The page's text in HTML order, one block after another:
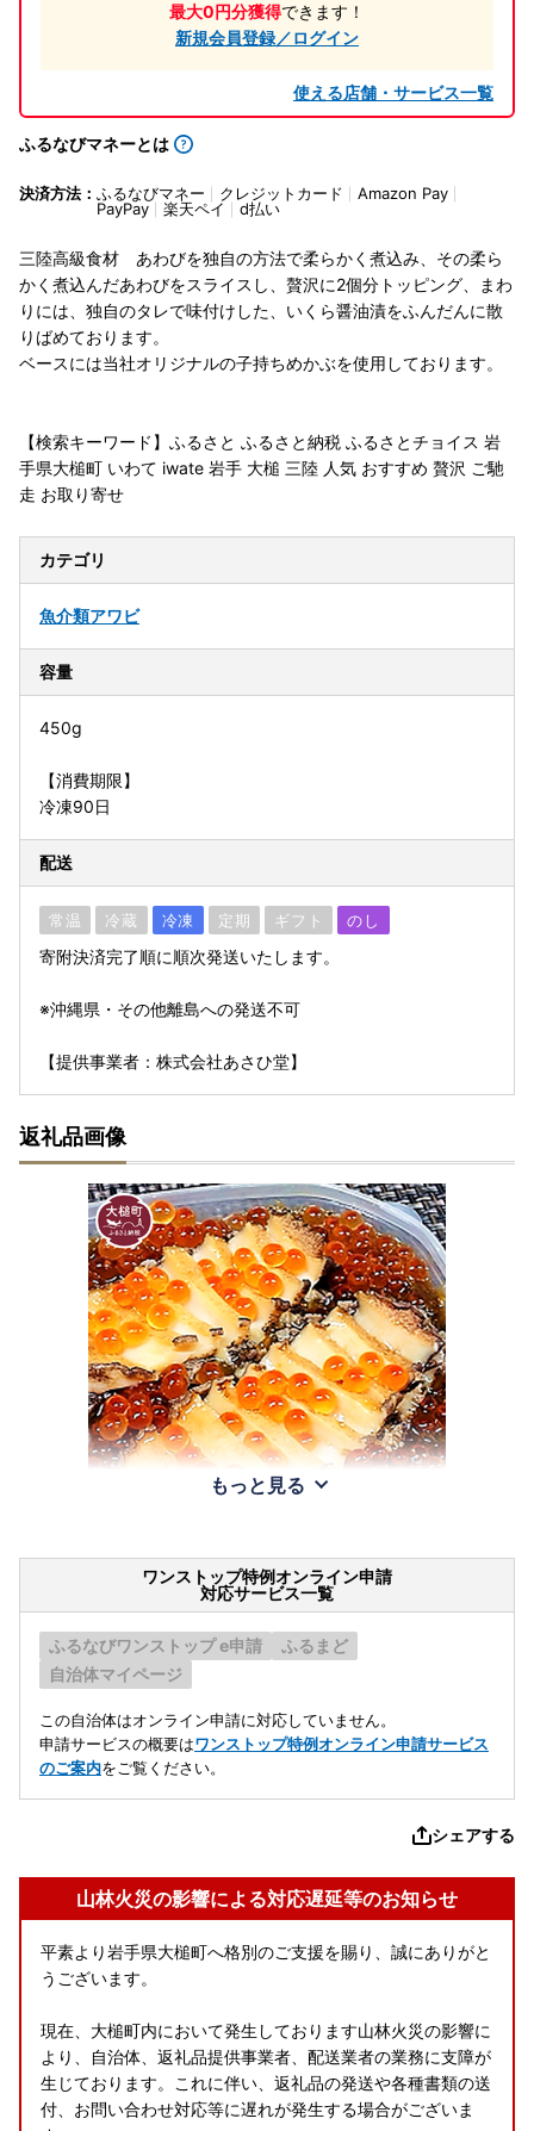
最大0円分獲得できます！
新規会員登録／ログイン
使える店舗・サービス一覧
ふるなびマネーとは
決済方法： ふるなびマネー クレジットカード
Amazon Pay
PayPay
楽天ペイ d払い
三陸高級食材 あわびを独自の方法で柔らかく煮込み、その柔ら
かく煮込んだあわびをスライスし、贅沢に2個分トッピング、まわ
りには、独自のタレで味付けした、いくら醤油漬をふんだんに散
りばめております。
ベースには当社オリジナルの子持ちめかぶを使用しております。
【検索キーワード】ふるさと ふるさと納税 ふるさとチョイス 岩
手県大槌町 いわて iwate 岩手 大槌 三陸 人気 おすすめ 贅沢 ご馳
走 お取り寄せ
カテゴリ
魚介類アワビ
容量
450g
【消費期限】
冷凍90日
配送
常温 冷蔵 冷凍 定期 ギフト のし
寄附決済完了順に順次発送いたします。
※沖縄県・その他離島への発送不可
【提供事業者：株式会社あさひ堂】
返礼品画像
もっと見る
ワンストップ特例オンライン申請
対応サービス一覧
ふるなびワンストップ e申請
ふるまど
自治体マイページ
この自治体はオンライン申請に対応していません。
申請サービスの概要はワンストップ特例オンライン申請サービス
のご案内をご覧ください。
シェアする
山林火災の影響による対応遅延等のお知らせ
平素より岩手県大槌町へ格別のご支援を賜り、誠にありがと
うございます。
現在、大槌町内において発生しております山林火災の影響に
より、自治体、返礼品提供事業者、配送業者の業務に支障が
生じております。これに伴い、返礼品の発送や各種書類の送
付、お問い合わせ対応等に遅れが発生する場合がございま